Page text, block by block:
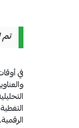
تم
في
الرقمية.